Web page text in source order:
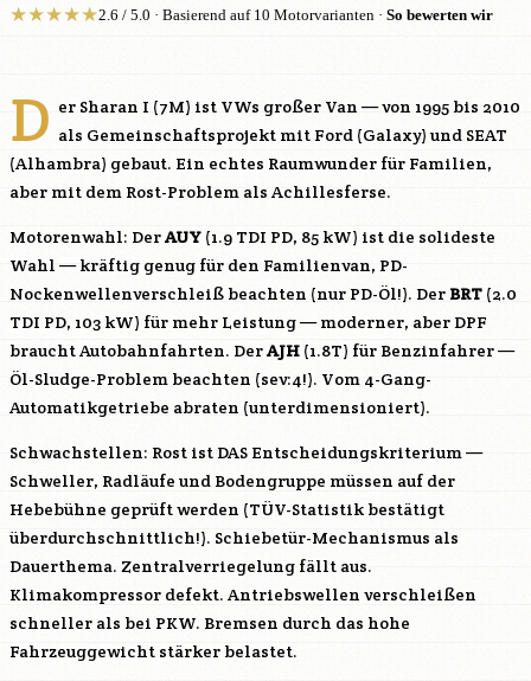
★★★★★2.6 / 5.0 · Basierend auf 10 Motorvarianten · So bewerten wir
D er Sharan I (7M) ist VWs großer Van — von 1995 bis 2010
als Gemeinschaftsprojekt mit Ford (Galaxy) und SEAT
(Alhambra) gebaut. Ein echtes Raumwunder für Familien,
aber mit dem Rost-Problem als Achillesferse.
Motorenwahl: DerAUY (1.9 TDI PD, 85 kW) ist die solideste
Wahl — kräftig genug für den Familienvan, PD-
Nockenwellenverschleiß beachten (nur PD-Öl!). Der BRT (2.0
TDI PD, 103 kW) für mehr Leistung — moderner, aber DPF
braucht Autobahnfahrten. DerAJH (1.8T) für Benzinfahrer —
Öl-Sludge-Problem beachten (sev:4!). Vom 4-Gang-
Automatikgetriebe abraten (unterdimensioniert).
Schwachstellen: Rost ist DAS Entscheidungskriterium —
Schweller, Radläufe und Bodengruppe müssen auf der
Hebebühne geprüft werden (TÜV-Statistik bestätigt
überdurchschnittlich!). Schiebetür-Mechanismus als
Dauerthema. Zentralverriegelung fällt aus.
Klimakompressor defekt. Antriebswellen verschleißen
schneller als bei PKW. Bremsen durch das hohe
Fahrzeuggewicht stärker belastet.